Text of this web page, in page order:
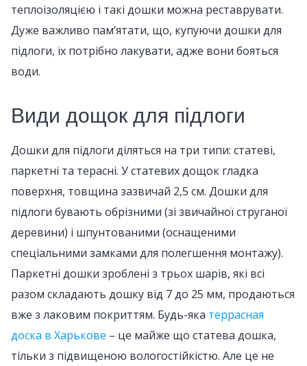
теплоізоляцією і такі дошки можна реставрувати.
Дуже важливо пам’ятати, що, купуючи дошки для
підлоги, їх потрібно лакувати, адже вони бояться
води.
Види дощок для підлоги
Дошки для підлоги діляться на три типи: статеві,
паркетні та терасні. У статевих дощок гладка
поверхня, товщина зазвичай 2,5 см. Дошки для
підлоги бувають обрізними (зі звичайної струганої
деревини) і шпунтованими (оснащеними
спеціальними замками для полегшення монтажу).
Паркетні дошки зроблені з трьох шарів, які всі
разом складають дошку від 7 до 25 мм, продаються
вже з лаковим покриттям. Будь-яка террасная
доска в Харькове – це майже що статева дошка,
тільки з підвищеною вологостійкістю. Але це не